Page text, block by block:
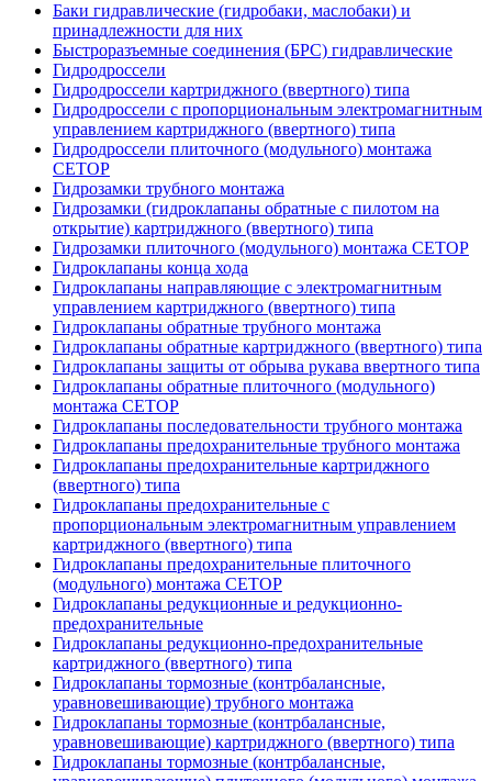
Баки гидравлические (гидробаки, маслобаки) и
принадлежности для них
Быстроразъемные соединения (БРС) гидравлические
Гидродроссели
Гидродроссели картриджного (ввертного) типа
Гидродроссели с пропорциональным электромагнитным
управлением картриджного (ввертного) типа
Гидродроссели плиточного (модульного) монтажа
CETOP
Гидрозамки трубного монтажа
Гидрозамки (гидроклапаны обратные с пилотом на
открытие) картриджного (ввертного) типа
Гидрозамки плиточного (модульного) монтажа CETOP
Гидроклапаны конца хода
Гидроклапаны направляющие с электромагнитным
управлением картриджного (ввертного) типа
Гидроклапаны обратные трубного монтажа
Гидроклапаны обратные картриджного (ввертного) типа
Гидроклапаны защиты от обрыва рукава ввертного типа
Гидроклапаны обратные плиточного (модульного)
монтажа CETOP
Гидроклапаны последовательности трубного монтажа
Гидроклапаны предохранительные трубного монтажа
Гидроклапаны предохранительные картриджного
(ввертного) типа
Гидроклапаны предохранительные с
пропорциональным электромагнитным управлением
картриджного (ввертного) типа
Гидроклапаны предохранительные плиточного
(модульного) монтажа CETOP
Гидроклапаны редукционные и редукционно-
предохранительные
Гидроклапаны редукционно-предохранительные
картриджного (ввертного) типа
Гидроклапаны тормозные (контрбалансные,
уравновешивающие) трубного монтажа
Гидроклапаны тормозные (контрбалансные,
уравновешивающие) картриджного (ввертного) типа
Гидроклапаны тормозные (контрбалансные,